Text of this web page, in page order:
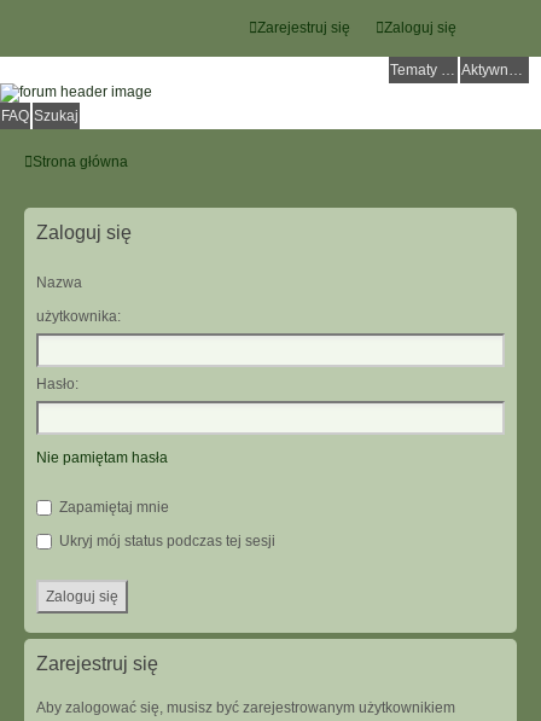
Zaloguj się
Zarejestruj się
Tematy bez odpowiedzi Aktywne tematy
FAQ Szukaj
Strona główna
Zaloguj się
Nazwa
użytkownika:
Hasło:
Nie pamiętam hasła
Zapamiętaj mnie
Ukryj mój status podczas tej sesji
Zarejestruj się
Aby zalogować się, musisz być zarejestrowanym użytkownikiem